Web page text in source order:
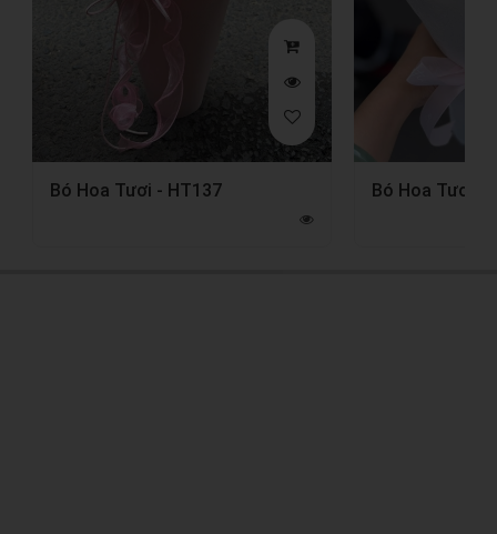
Bó Hoa Tươi - HT137 Bó Hoa Tươi -